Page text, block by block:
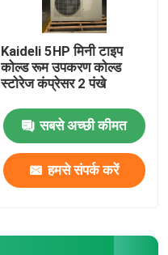
Kaideli 5HP मिनी टाइप
कोल्ड रूम उपकरण कोल्ड
स्टोरेज कंप्रेसर 2 पंखे
सबसे अच्छी कीमत
हमसे संपर्क करें